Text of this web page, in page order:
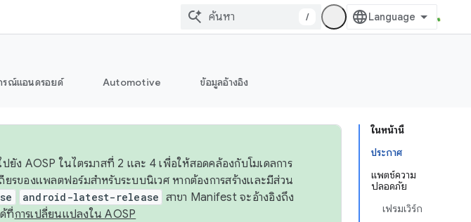
/
รณ์แอนดรอยด์ Automotive ข้อมูลอ้างอิง
ในหน้านี้
ประกาศ
แพตช์ความ
ปลอดภัย
เฟรมเวิร์ก
ยัง AOSP ในไตรมาสที่ 2 และ 4 เพื่อให้สอดคล้องกับโมเดลการ
ของแพลตฟอร์มสำหรับระบบนิเวศ หากต้องการสร้างและมีส่วน
android-latest-release สาขา Manifest จะอ้างอิงถึง
ที่การเปลี่ยนแปลงใน AOSP